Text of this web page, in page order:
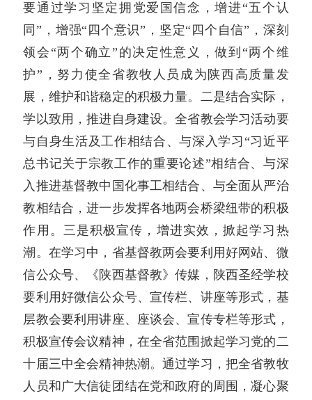
要通过学习坚定拥党爱国信念，增进“五个认
同”，增强“四个意识”，坚定“四个自信”，深刻
领会“两个确立”的决定性意义，做到“两个维
护”，努力使全省教牧人员成为陕西高质量发
展，维护和谐稳定的积极力量。二是结合实际，
学以致用，推进自身建设。全省教会学习活动要
与自身生活及工作相结合、与深入学习“习近平
总书记关于宗教工作的重要论述”相结合、与深
入推进基督教中国化事工相结合、与全面从严治
教相结合，进一步发挥各地两会桥梁纽带的积极
作用。三是积极宣传，增进实效，掀起学习热
潮。在学习中，省基督教两会要利用好网站、微
信公众号、《陕西基督教》传媒，陕西圣经学校
要利用好微信公众号、宣传栏、讲座等形式，基
层教会要利用讲座、座谈会、宣传专栏等形式，
积极宣传会议精神，在全省范围掀起学习党的二
十届三中全会精神热潮。通过学习，把全省教牧
人员和广大信徒团结在党和政府的周围，凝心聚